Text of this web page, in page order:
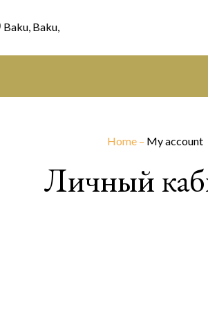
Baku, Baku,
Home – My account
Личный